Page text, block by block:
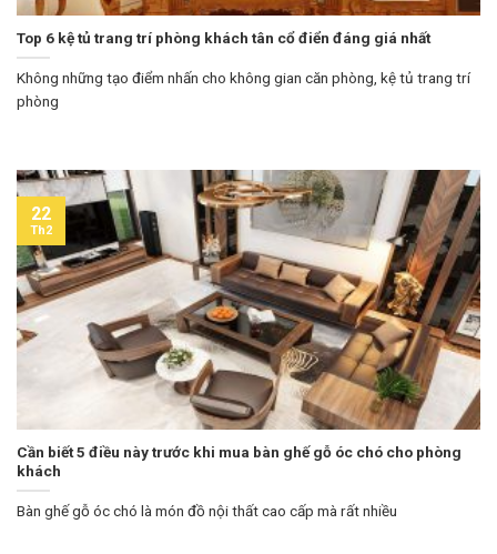
Top 6 kệ tủ trang trí phòng khách tân cổ điển đáng giá nhất
Không những tạo điểm nhấn cho không gian căn phòng, kệ tủ trang trí
phòng
Cần biết 5 điều này trước khi mua bàn ghế gỗ óc chó cho phòng
khách
Bàn ghế gỗ óc chó là món đồ nội thất cao cấp mà rất nhiều
22
Th2